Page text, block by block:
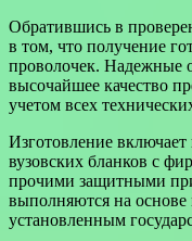
Обратившись в
в том, что получение
проволочек. Надежные
высочайшее качество
учетом всех
Изготовление
вузовских бланков с
прочими защитными
выполняются на основе
установленным